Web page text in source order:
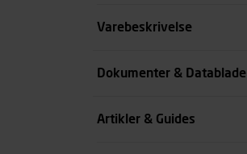
Størrelse
Varebeskrivelse
Dokumenter & Datablade
Artikler & Guides